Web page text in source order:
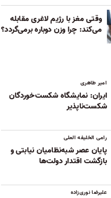
وقتی مغز با رژیم لاغری مقابله
می‌کند: چرا وزن دوباره برمی‌گردد؟
امیر طاهری
ایران: نمایشگاه شکست‌خوردگان
شکست‌ناپذیر
رامی الخلیفه العلی
پایان عصر شبه‌نظامیان نیابتی و
بازگشت اقتدار دولت‌ها
علیرضا نوری‌زاده